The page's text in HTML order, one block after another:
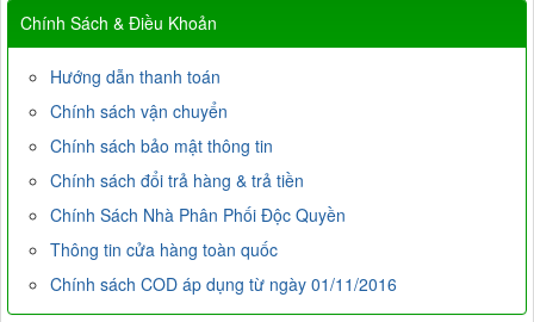
Chính Sách & Điều Khoản
Hướng dẫn thanh toán
Chính sách vận chuyển
Chính sách bảo mật thông tin
Chính sách đổi trả hàng & trả tiền
Chính Sách Nhà Phân Phối Độc Quyền
Thông tin cửa hàng toàn quốc
Chính sách COD áp dụng từ ngày 01/11/2016